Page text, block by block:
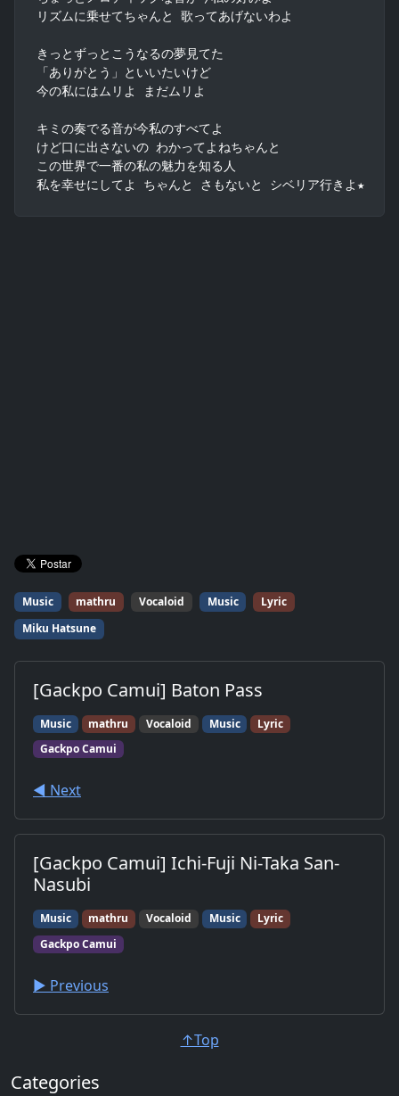
リズムに乗せてちゃんと 歌ってあげないわよ
きっとずっとこうなるの夢見てた
「ありがとう」といいたいけど
今の私にはムリよ まだムリよ
キミの奏でる音が今私のすべてよ
けど口に出さないの わかってよねちゃんと
この世界で一番の私の魅力を知る人
私を幸せにしてよ ちゃんと さもないと シベリア行きよ★
Music mathru Vocaloid Music
Lyric
Miku Hatsune
[Gackpo Camui] Baton Pass
Music mathru Vocaloid Music
Lyric
Gackpo Camui
◀︎ Next
[Gackpo Camui] Ichi-Fuji Ni-Taka San-
Nasubi
Music mathru Vocaloid Music
Lyric
Gackpo Camui
▶︎ Previous
↑Top
Categories